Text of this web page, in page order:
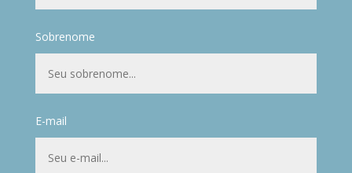
Sobrenome
E-mail